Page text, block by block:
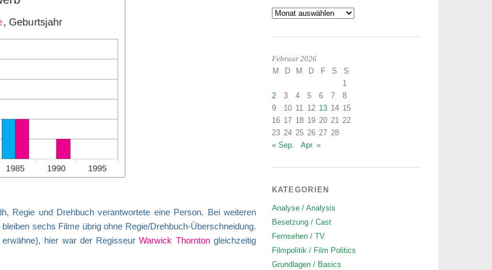
Regie und Drehbuch verantwortete eine Person. Bei weiteren
sechs Filme übrig ohne Regie/Drehbuch-Überschneidung.
hier war der RegisseurWarwick Thorntongleichzeitig
Archiv
Februar 2026
M D M D F S
S
1
2
3 4 5 6 7
8
9
10 11 12 13 14 15
16 17 18 19 20 21 22
23 24 25 26 27 28
« Sep.
Apr. »
KATEGORIEN
Analyse / Analysis
Besetzung / Cast
Fernsehen / TV
Filmpolitik / Film Politics
Grundlagen / Basics